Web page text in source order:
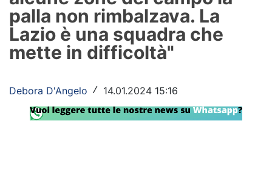
Infortuni
Primavera
Lazio Women
Rassegna Lazio
palla non rimbalzava. La
Lazio è una squadra che
mette in difficoltà"
Debora D'Angelo / 14.01.2024 15:16